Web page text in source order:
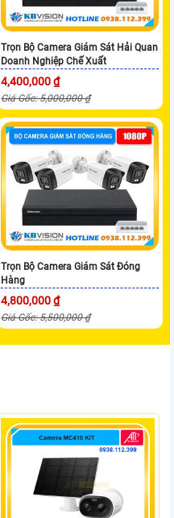
Trọn Bộ Camera Giám Sát Hải Quan
Doanh Nghiệp Chế Xuất
4,400,000 ₫
Giá Gốc: 5,000,000 ₫
Trọn Bộ Camera Giám Sát Đóng
Hàng
4,800,000 ₫
Giá Gốc: 5,500,000 ₫